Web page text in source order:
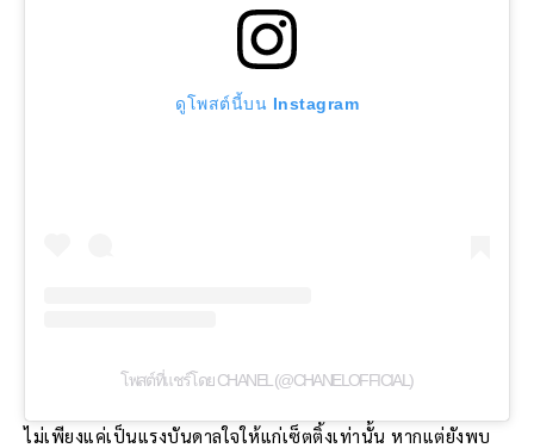
ดูโพสต์นี้บน Instagram
โพสต์ที่แชร์โดย CHANEL (@CHANELOFFICIAL)
ไม่เพียงแค่เป็นแรงบันดาลใจให้แก่เซ็ตติ้งเท่านั้น หากแต่ยังพบ